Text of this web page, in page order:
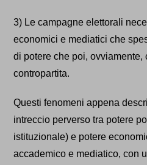
3) Le campagne elettorali
economici e mediatici che
di potere che poi, ovviamente,
contropartita.
Questi fenomeni appena
intreccio perverso tra potere
istituzionale) e potere
accademico e mediatico, con